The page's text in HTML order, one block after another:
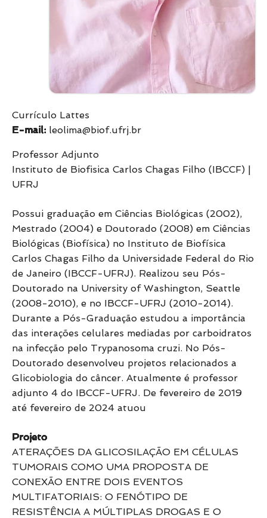
Currículo Lattes
E-mail: leolima@biof.ufrj.br
Professor Adjunto
Instituto de Biofisica Carlos Chagas Filho (IBCCF) |
UFRJ
Possui graduação em Ciências Biológicas (2002),
Mestrado (2004) e Doutorado (2008) em Ciências
Biológicas (Biofísica) no Instituto de Biofísica
Carlos Chagas Filho da Universidade Federal do Rio
de Janeiro (IBCCF-UFRJ). Realizou seu Pós-
Doutorado na University of Washington, Seattle
(2008-2010), e no IBCCF-UFRJ (2010-2014).
Durante a Pós-Graduação estudou a importância
das interações celulares mediadas por carboidratos
na infecção pelo Trypanosoma cruzi. No Pós-
Doutorado desenvolveu projetos relacionados a
Glicobiologia do câncer. Atualmente é professor
adjunto 4 do IBCCF-UFRJ. De fevereiro de 2019
até fevereiro de 2024 atuou
Projeto
ATERAÇÕES DA GLICOSILAÇÃO EM CÉLULAS
TUMORAIS COMO UMA PROPOSTA DE
CONEXÃO ENTRE DOIS EVENTOS
MULTIFATORIAIS: O FENÓTIPO DE
RESISTÊNCIA A MÚLTIPLAS DROGAS E O